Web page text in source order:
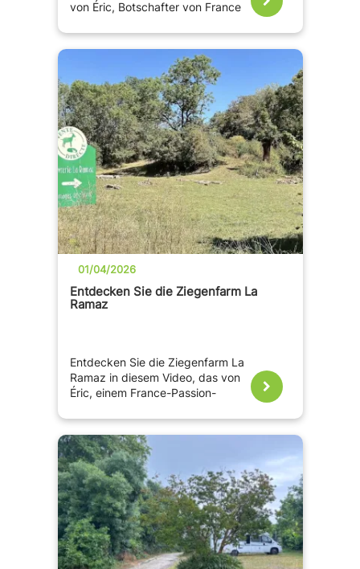
von Éric, Botschafter von France
der Appellation Saumur-
Champigny bewahrt dieses
Familienweingut seit über 300
Jahren ein leidenschaftliches
weinbauliches Know-how.
01/04/2026
Entdecken Sie die Ziegenfarm La
Ramaz
Entdecken Sie die Ziegenfarm La
Ramaz in diesem Video, das von
Éric, einem France-Passion-